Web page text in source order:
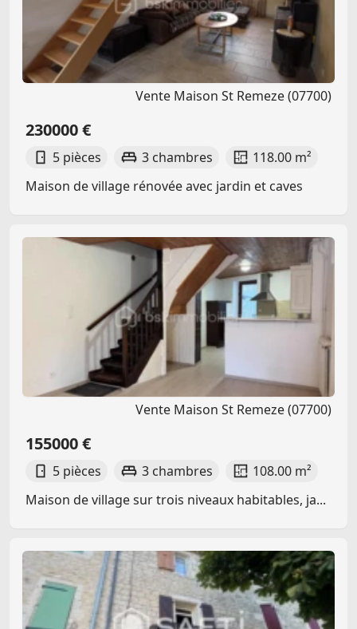
Vente Maison St Remeze (07700)
230000 €
5 pièces 3 chambres
118.00 m²
Maison de village rénovée avec jardin et caves
Vente Maison St Remeze (07700)
155000 €
5 pièces 3 chambres
108.00 m²
Maison de village sur trois niveaux habitables, ja...